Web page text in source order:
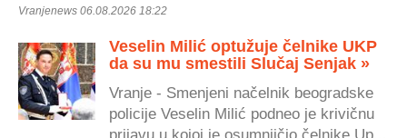
Vranjenews 06.08.2026 18:22
Veselin Milić optužuje čelnike UKP
da su mu smestili Slučaj Senjak »
Vranje - Smenjeni načelnik beogradske
policije Veselin Milić podneo je krivičnu
prijavu u kojoj je osumnjičio čelnike Up...